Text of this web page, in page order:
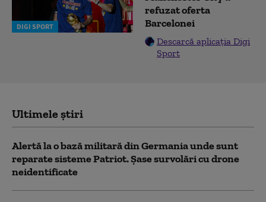
DIGI SPORT
refuzat oferta
Barcelonei
Descarcă aplicația Digi
Sport
Ultimele știri
Alertă la o bază militară din Germania unde sunt
reparate sisteme Patriot. Șase survolări cu drone
neidentificate